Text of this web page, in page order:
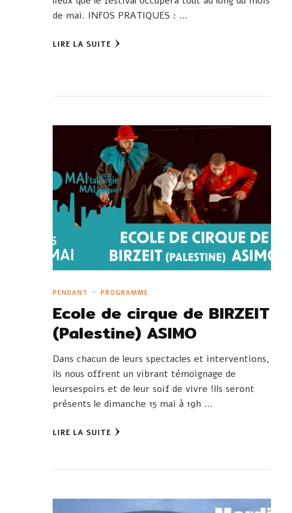
de mai. INFOS PRATIQUES : …
LIRE LA SUITE
PENDANT PROGRAMME
Ecole de cirque de BIRZEIT
(Palestine) ASIMO
Dans chacun de leurs spectacles et interventions,
ils nous offrent un vibrant témoignage de
leursespoirs et de leur soif de vivre !Ils seront
présents le dimanche 15 mai à 19h …
LIRE LA SUITE